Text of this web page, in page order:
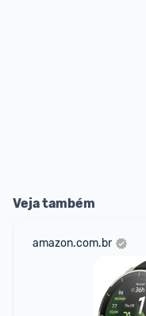
Veja também
amazon.com.br